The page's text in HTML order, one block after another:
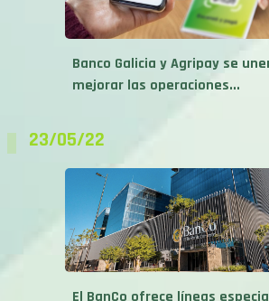
Banco Galicia y Agripay se
mejorar las operaciones...
23/05/22
El BanCo ofrece líneas